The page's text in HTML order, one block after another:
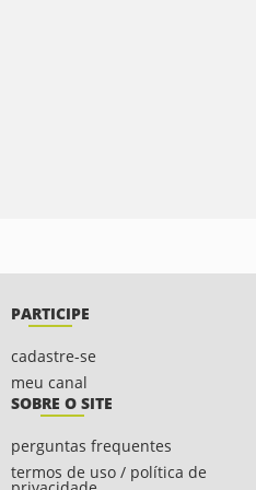
PARTICIPE
cadastre-se
meu canal
SOBRE O SITE
perguntas frequentes
termos de uso / política de